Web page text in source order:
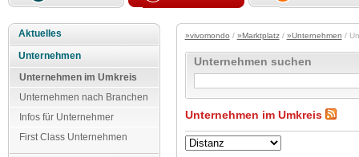
Aktuelles
Unternehmen
Unternehmen im Umkreis
Unternehmen nach Branchen
Infos für Unternehmer
First Class Unternehmen
»vivomondo / »Marktplatz/ »Unternehmen /
Unternehmen suchen
Unternehmen im Umkreis